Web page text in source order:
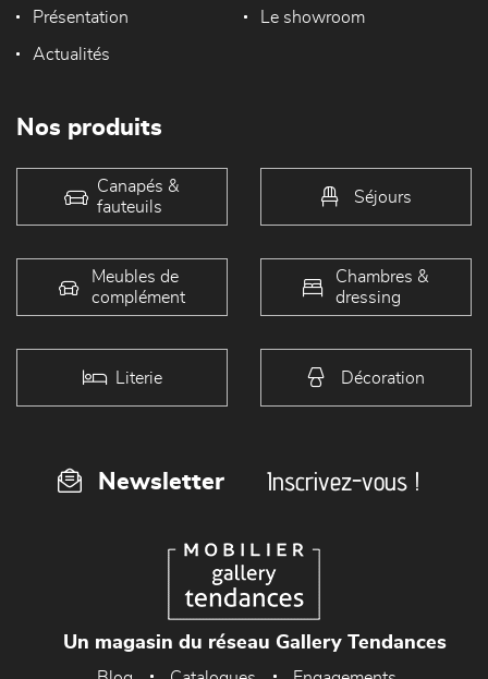
Présentation Le showroom
Actualités
Nos produits
Canapés &
fauteuils
Séjours
Meubles de
complément
Chambres &
dressing
Literie Décoration
Newsletter Inscrivez-vous !
Un magasin du réseau Gallery Tendances